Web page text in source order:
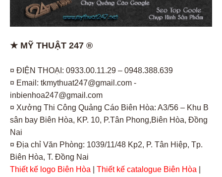
★ MỸ THUẬT 247 ®
¤ ĐIỆN THOẠI: 0933.00.11.29 – 0948.388.639
¤ Email: tkmythuat247@gmail.com -
inbienhoa247@gmail.com
¤ Xưởng Thi Công Quảng Cáo Biên Hòa: A3/56 – Khu B
sân bay Biên Hòa, KP. 10, P.Tân Phong,Biên Hòa, Đồng
Nai
¤ Địa chỉ Văn Phòng: 1039/11/48 Kp2, P. Tân Hiệp, Tp.
Biên Hòa, T. Đồng Nai
Thiết kế logo Biên Hòa
Thiết kế catalogue Biên Hòa